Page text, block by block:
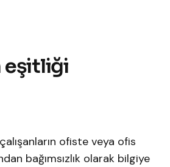
eşitliği
ofiste veya ofis
bağımsızlık olarak bilgiye